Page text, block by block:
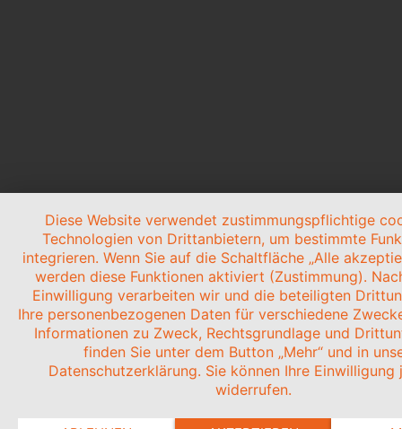
Diese Website verwendet zustimmungspflichtige
Technologien von Drittanbietern, um bestimmte
integrieren. Wenn Sie auf die Schaltfläche „Alle
werden diese Funktionen aktiviert (Zustimmung).
Einwilligung verarbeiten wir und die beteiligten
Ihre personenbezogenen Daten für verschiedene
Informationen zu Zweck, Rechtsgrundlage und
finden Sie unter dem Button „Mehr“ und in
Datenschutzerklärung. Sie können Ihre Einwilligung
widerrufen.